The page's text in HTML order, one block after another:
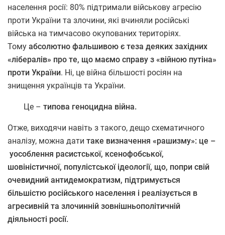
населення росії: 80% підтримали військову агресію
проти України та злочини, які вчиняли російські
війська на тимчасово окупованих територіях.
Тому абсолютно фальшивою є теза деяких західних
«лібералів» про те, що маємо справу з «війною путіна»
проти України. Ні, це війна більшості росіян на
знищення українців та України.
Це – типова геноцидна війна.
Отже, виходячи навіть з такого, дещо схематичного
аналізу, можна дати таке визначення «рашизму»: це –
уособлення расистської, ксенофобської,
шовіністичної, популістської ідеології, що, попри свій
очевидний антидемократизм, підтримується
більшістю російського населення і реалізується в
агресивній та злочинній зовнішньополітичній
діяльності росії.